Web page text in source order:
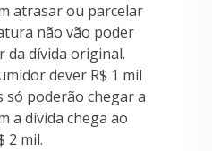
atrasar ou parcelar
não vão poder
da dívida original.
dever R$ 1 mil
só poderão chegar a
a dívida chega ao
2 mil.